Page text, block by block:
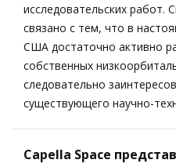
исследовательских работ.
связано с тем, что в
США достаточно активно
собственных
следовательно
существующего научно-
Capella Space